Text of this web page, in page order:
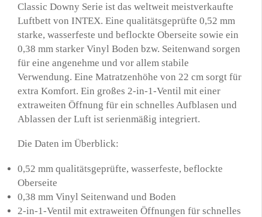
Classic Downy Serie ist das weltweit meistverkaufte
Luftbett von INTEX. Eine qualitätsgeprüfte 0,52 mm
starke, wasserfeste und beflockte Oberseite sowie ein
0,38 mm starker Vinyl Boden bzw. Seitenwand sorgen
für eine angenehme und vor allem stabile
Verwendung. Eine Matratzenhöhe von 22 cm sorgt für
extra Komfort. Ein großes 2-in-1-Ventil mit einer
extraweiten Öffnung für ein schnelles Aufblasen und
Ablassen der Luft ist serienmäßig integriert.
Die Daten im Überblick:
0,52 mm qualitätsgeprüfte, wasserfeste, beflockte
Oberseite
0,38 mm Vinyl Seitenwand und Boden
2-in-1-Ventil mit extraweiten Öffnungen für schnelles